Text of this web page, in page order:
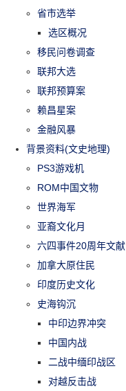
省市选举
选区概况
移民问卷调查
联邦大选
联邦预算案
赖昌星案
金融风暴
背景资料(文史地理)
PS3游戏机
ROM中国文物
世界海军
亚裔文化月
六四事件20周年文献
加拿大原住民
印度历史文化
史海钩沉
中印边界冲突
中国内战
二战中缅印战区
对越反击战